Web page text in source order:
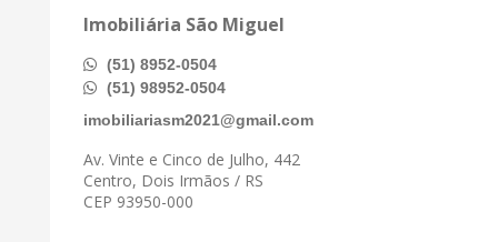
Imobiliária São Miguel
(51) 8952-0504
(51) 98952-0504
imobiliariasm2021@gmail.com
Av. Vinte e Cinco de Julho, 442
Centro, Dois Irmãos / RS
CEP 93950-000